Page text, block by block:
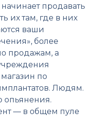
продавать
их там, где в них
ваши
более
продажам, а
по
Людям.
опьянения.
— в общем пуле